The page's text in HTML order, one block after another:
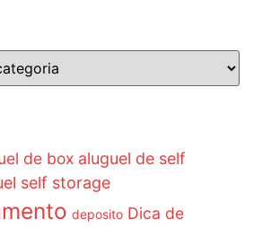
de box aluguel de self
self storage
deposito Dica de